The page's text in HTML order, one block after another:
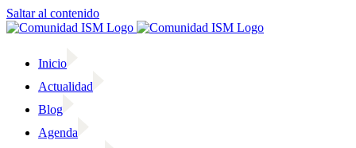
Saltar al contenido
Inicio
Actualidad
Blog
Agenda